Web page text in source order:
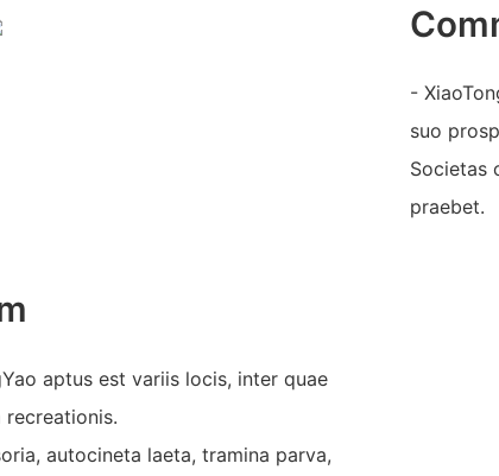
-
suo
Societas
praebet.
aptus est variis locis, inter quae
autocineta laeta, tramina parva,